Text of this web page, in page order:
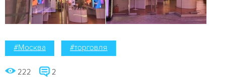
#Москва #торговля
222 2